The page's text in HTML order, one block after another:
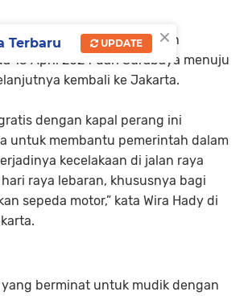
rute kembali arus balik, akan
13 April 2024 dari Surabaya menuju
kembali ke Jakarta.
dengan kapal perang ini
untuk membantu pemerintah dalam
kecelakaan di jalan raya
raya lebaran, khususnya bagi
sepeda motor,” kata Wira Hady di
berminat untuk mudik dengan
×
Terbaru UPDATE